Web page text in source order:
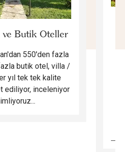
Butik Oteller
550'den fazla
butik otel, villa /
yıl tek tek kalite
ediliyor, inceleniyor